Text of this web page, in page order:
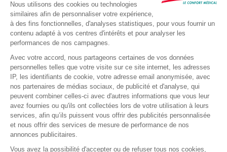
12,99 €
Compresse HOT &
COLD 30 x 18 cm
Ref.: 112048